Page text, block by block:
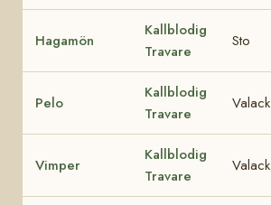
Hagamön
Kallblodig
Travare
Sto
Pelo
Kallblodig
Travare
Valack
Vimper
Kallblodig
Travare
Valack